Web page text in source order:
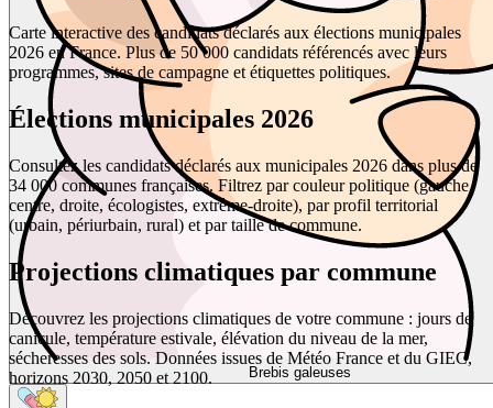
Brebis galeuses
Carte interactive des candidats déclarés aux élections municipales
2026 en France. Plus de 50 000 candidats référencés avec leurs
programmes, sites de campagne et étiquettes politiques.
Élections municipales 2026
Consultez les candidats déclarés aux municipales 2026 dans plus de
34 000 communes françaises. Filtrez par couleur politique (gauche,
centre, droite, écologistes, extrême-droite), par profil territorial
(urbain, périurbain, rural) et par taille de commune.
Projections climatiques par commune
Découvrez les projections climatiques de votre commune : jours de
canicule, température estivale, élévation du niveau de la mer,
sécheresses des sols. Données issues de Météo France et du GIEC,
horizons 2030, 2050 et 2100.